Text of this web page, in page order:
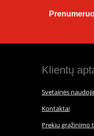
Klientų
Svetainės
Kontaktai
Prekių grąžinimo